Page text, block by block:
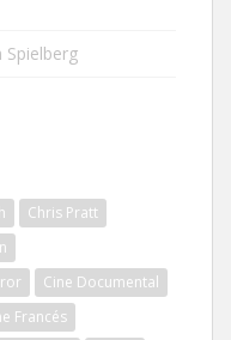
Spielberg
Chris Pratt
Cine Documental
Francés